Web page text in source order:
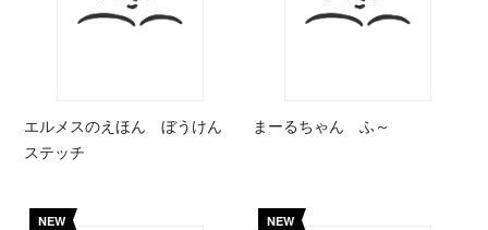
エルメスのえほん ぼうけん
ステッチ
まーるちゃん ふ～
NEW NEW